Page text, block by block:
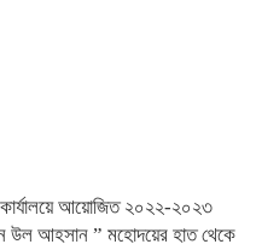
আয়োজিত ২০২২-২০২৩
উল আহসান ” মহোদয়ের হাত থেকে